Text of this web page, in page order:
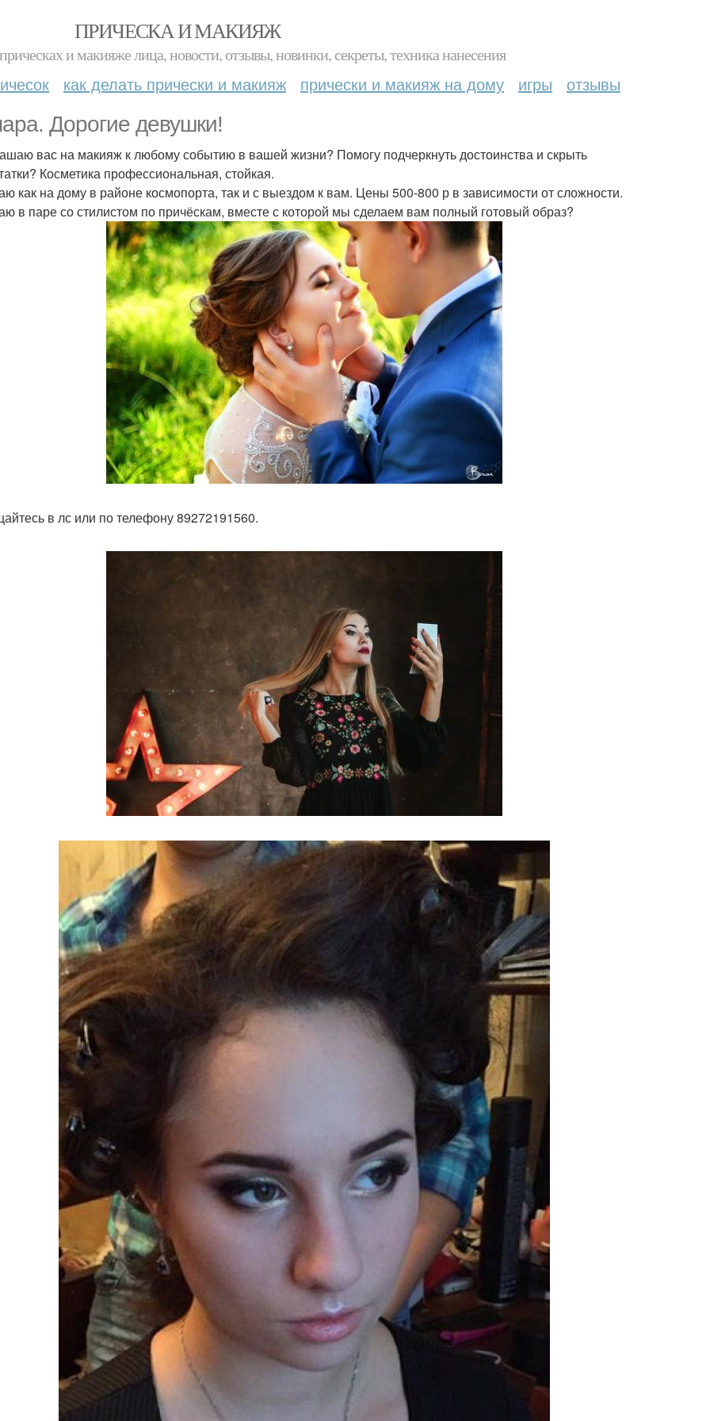
ПРИЧЕСКА И МАКИЯЖ
и макияже лица, новости, отзывы, новинки, секреты, техника нанесения
как делать прически и макияж прически и макияж на дому игры отзывы
Дорогие девушки!
вас на макияж к любому событию в вашей жизни? Помогу подчеркнуть достоинства и скрыть
Косметика профессиональная, стойкая.
как на дому в районе космопорта, так и с выездом к вам. Цены 500-800 р в зависимости от сложности.
в паре со стилистом по причёскам, вместе с которой мы сделаем вам полный готовый образ?
в лс или по телефону 89272191560.